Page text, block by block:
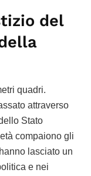
del
quadri.
attraverso
Stato
compaiono gli
lasciato un
e nei